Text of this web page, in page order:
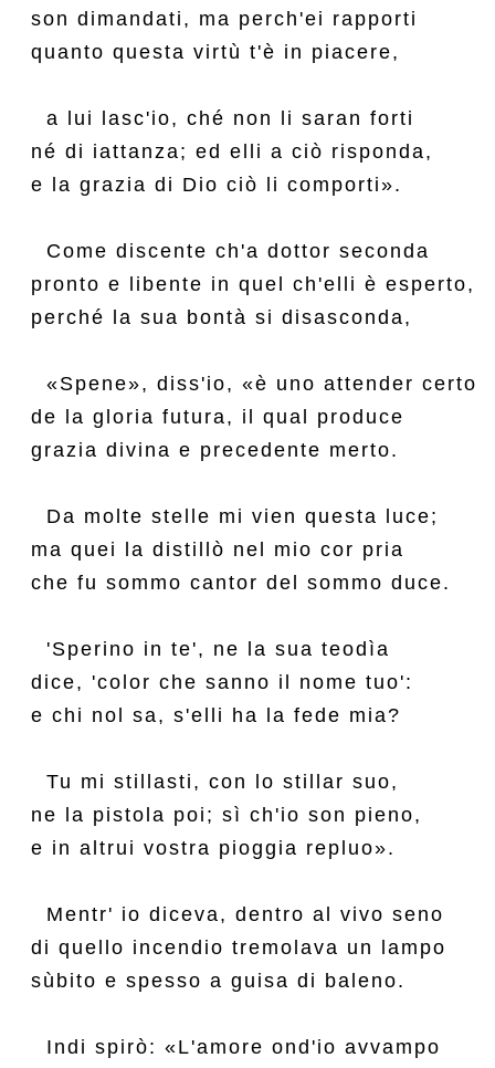
son dimandati, ma perch'ei rapporti
quanto questa virtù t'è in piacere,
  a lui lasc'io, ché non li saran forti
né di iattanza; ed elli a ciò risponda,
e la grazia di Dio ciò li comporti».
  Come discente ch'a dottor seconda
pronto e libente in quel ch'elli è esperto,
perché la sua bontà si disasconda,
  «Spene», diss'io, «è uno attender certo
de la gloria futura, il qual produce
grazia divina e precedente merto.
  Da molte stelle mi vien questa luce;
ma quei la distillò nel mio cor pria
che fu sommo cantor del sommo duce.
  'Sperino in te', ne la sua teodìa
dice, 'color che sanno il nome tuo':
e chi nol sa, s'elli ha la fede mia?
  Tu mi stillasti, con lo stillar suo,
ne la pistola poi; sì ch'io son pieno,
e in altrui vostra pioggia repluo».
  Mentr' io diceva, dentro al vivo seno
di quello incendio tremolava un lampo
sùbito e spesso a guisa di baleno.
  Indi spirò: «L'amore ond'io avvampo